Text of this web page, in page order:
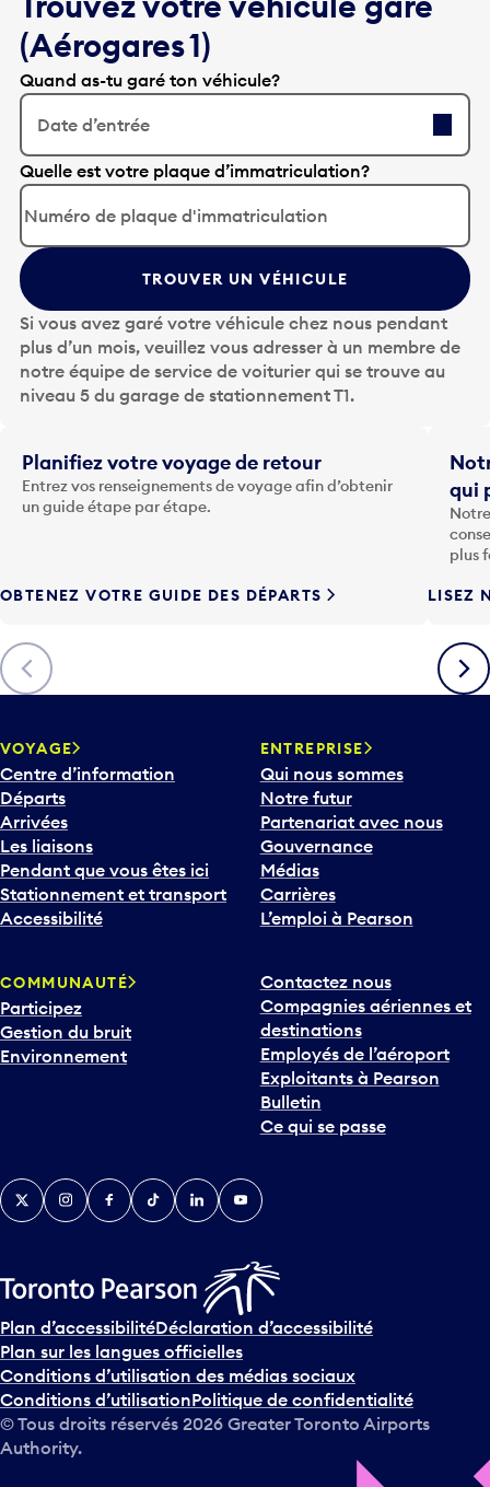
(Aérogares 1)
Quand as-tu garé ton véhicule?
Date d’entrée
A
p
p
u
y
e
z
s
u
r
l
a
o
u
c
l
c
h
e
e
r
s
l
e
b
a
s
u
r
i
n
e
n
i
u
r
l
e
c
a
l
Quelle est votre plaque d’immatriculation?
Si vous avez garé votre véhicule chez nous pendant
plus d’un mois, veuillez vous adresser à un membre de
notre équipe de service de voiturier qui se trouve au
niveau 5 du garage de stationnement T1.
Entrez vos renseignements de voyage afin d’obtenir
un guide étape par étape.
qui
plus
Centre d’information
Départs
Arrivées
Les liaisons
Pendant que vous êtes ici
Stationnement et transport
Accessibilité
Qui nous sommes
Notre futur
Partenariat avec nous
Gouvernance
Médias
Carrières
L’emploi à Pearson
Participez
Gestion du bruit
Environnement
Compagnies aériennes et
destinations
Employés de l’aéroport
Exploitants à Pearson
Bulletin
Ce qui se passe
Plan d’accessibilitéDéclaration d’accessibilité
Plan sur les langues officielles
Conditions d’utilisation des médias sociaux
Conditions d’utilisation Politique de confidentialité
© Tous droits réservés2026Greater Toronto Airports
Authority.